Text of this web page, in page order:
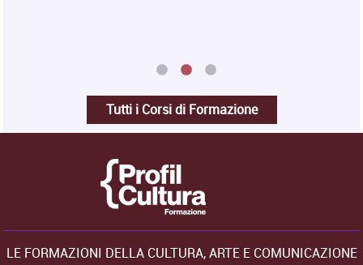
Tutti i Corsi di Formazione
LE FORMAZIONI DELLA CULTURA, ARTE E COMUNICAZIONE